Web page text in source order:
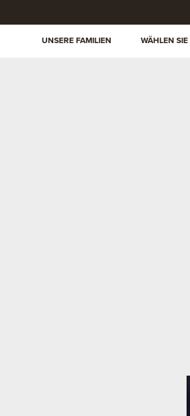
UNSERE FAMILIEN WÄHLEN